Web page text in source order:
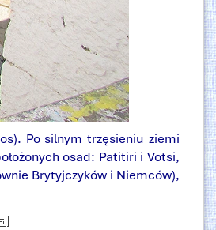
Po silnym trzęsieniu ziemi
osad: Patitiri i Votsi,
Brytyjczyków i Niemców),